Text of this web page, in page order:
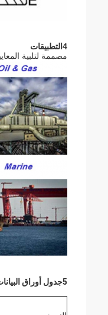
4التطبيقات
مصممة لتلبية
5جدول أوراق البيانات